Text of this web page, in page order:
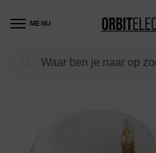
MENU
Shop / Installatie